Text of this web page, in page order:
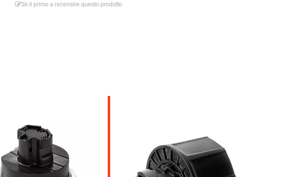
Sii il primo a recensire questo prodotto